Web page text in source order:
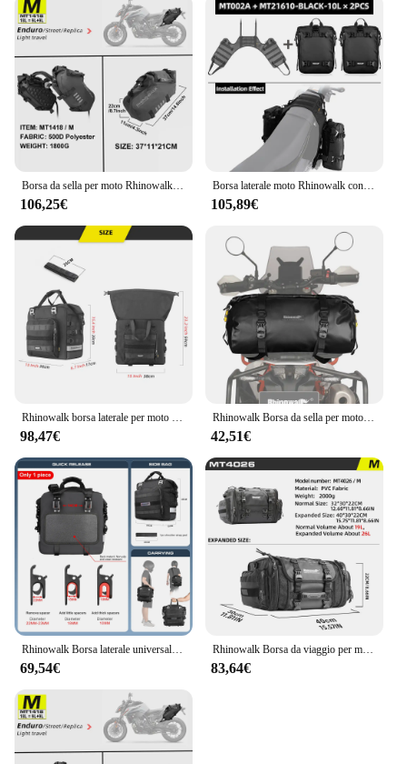
Borsa da sella per moto Rhinowalk impermeabile per la maggior parte senza rastrelliere laterali bici sportiva fuoristrada adatta a BMW Honda Kawasaki Yamaha Benelli
106,25€
Borsa laterale moto Rhinowalk con Base impermeabile 12L/16L/20L/30L borsa sedile posteriore rimovibile bagaglio moto multifunzionale
105,89€
Rhinowalk borsa laterale per moto impermeabile 1Pc a sgancio rapido 3D Cube 25L-32L accessori per scatola di coda per bagagli da viaggio per moto
98,47€
Rhinowalk Borsa da sella per moto 20L/45L/65L Motore impermeabile Sedile posteriore Borsa da viaggio per bagagli ad asciugatura rapida
42,51€
Rhinowalk Borsa laterale universale per moto 20L-30L con borsa interna rimovibile impermeabile al 100% Bagagli da viaggio per moto
69,54€
Rhinowalk Borsa da viaggio per moto Borsa da viaggio impermeabile 19L-80L espandibile di grande capacità per coda/bagagliaio/rack per la maggior parte delle moto
83,64€